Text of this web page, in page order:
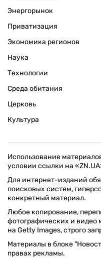
Энергорынок
Приватизация
Экономика регионов
Наука
Технологии
Среда обитания
Церковь
Культура
Использование
условии ссылки на
Для интернет-изданий
поисковых систем,
конкретный материал.
Любое копирование,
фотографических и
на Getty Images, строго
Материалы в блоке
правах рекламы.